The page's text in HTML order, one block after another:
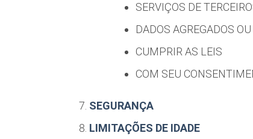
SERVIÇOS DE
DADOS AGREGADOS
CUMPRIR AS LEIS
COM SEU
SEGURANÇA
LIMITAÇÕES DE IDADE